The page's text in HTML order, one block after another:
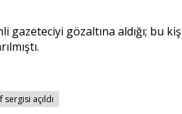
gazeteciyi gözaltına aldığı; bu
açıldı